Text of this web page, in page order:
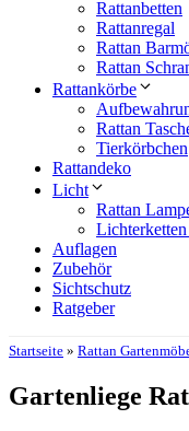
Rattanbetten
Rattanregal
Rattan
Rattan
Rattankörbe
Rattan
Tierkörbchen
Rattandeko
Licht
Rattan
Lichterketten
Auflagen
Zubehör
Sichtschutz
Ratgeber
Startseite » Rattan
Gartenliege